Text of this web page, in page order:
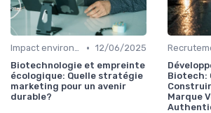
Impact environnemental • 12/06/2025
Biotechnologie et empreinte
écologique: Quelle stratégie
marketing pour un avenir
durable?
Biotech:
Marque